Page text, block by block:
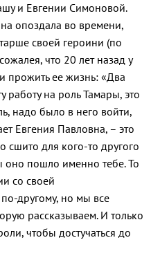
и Евгении Симоновой.
опоздала во времени,
своей героини (по
что 20 лет назад у
прожить ее жизнь: «Два
работу на роль Тамары, это
надо было в него войти,
Евгения Павловна, – это
сшито для кого-то другого
оно пошло именно тебе. То
со своей
другому, но мы все
рассказываем. И только
чтобы достучаться до